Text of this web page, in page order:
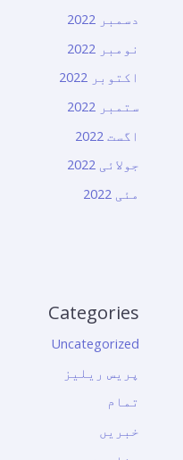
دسمبر 2022
نومبر 2022
اکتوبر 2022
ستمبر 2022
اگست 2022
جولائی 2022
مئی 2022
Categories
Uncategorized
پریس ریلیز
تمام
خبریں